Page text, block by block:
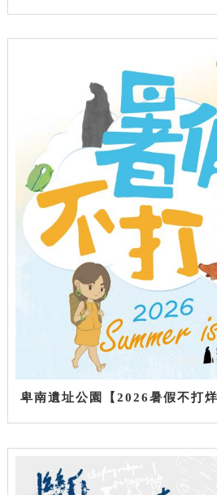
卑南遺址公園【2026暑假不打烊